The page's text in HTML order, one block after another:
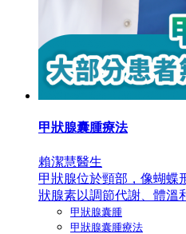
甲狀腺囊腫療法
賴潔慧醫生
甲狀腺位於頸部，像蝴蝶
狀腺素以調節代謝、體溫
甲狀腺囊腫
甲狀腺囊腫療法